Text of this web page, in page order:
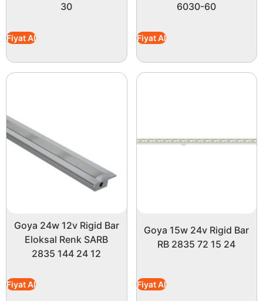
30
Fiyat Al
6030-60
Fiyat Al
Goya 24w 12v Rigid Bar
Eloksal Renk SARB
2835 144 24 12
Fiyat Al
Goya 15w 24v Rigid Bar
RB 2835 72 15 24
Fiyat Al